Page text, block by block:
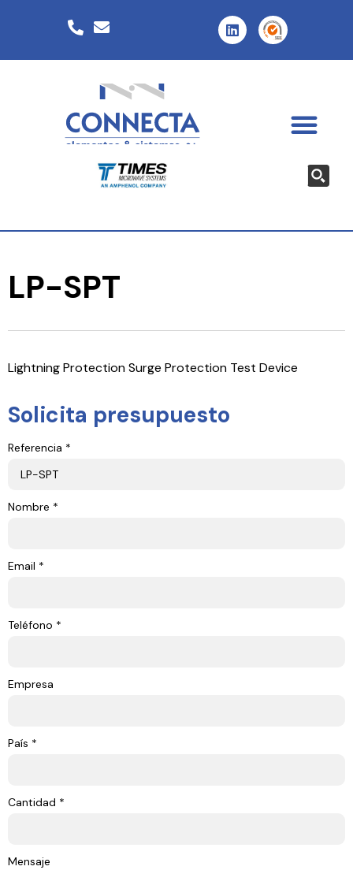
LP-SPT
Lightning Protection Surge Protection Test Device
Solicita presupuesto
Referencia *
Nombre *
Email *
Teléfono *
Empresa
País *
Cantidad *
Mensaje